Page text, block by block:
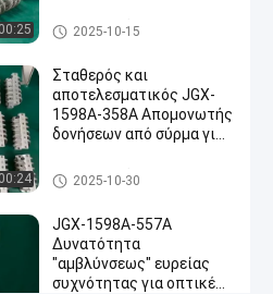
00:25
Μονωτής δόνησης σχοινιών
καλωδίων
2025-10-15
00:24
Σταθερός και
αποτελεσματικός JGX-
1598A-358A Απομονωτής
δονήσεων από σύρμα για
εξοπλισμό πλοήγησης
Μονωτής δόνησης σχοινιών
καλωδίων
2025-10-30
JGX-1598A-557A
Δυνατότητα
"αμβλύνσεως" ευρείας
συχνότητας για οπτικές